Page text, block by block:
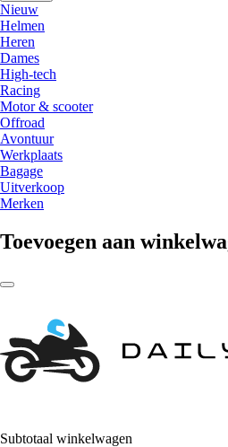
Nieuw
Helmen
Heren
Dames
High-tech
Racing
Motor & scooter
Offroad
Avontuur
Werkplaats
Bagage
Uitverkoop
Merken
Toevoegen aan
Subtotaal winkelwagen